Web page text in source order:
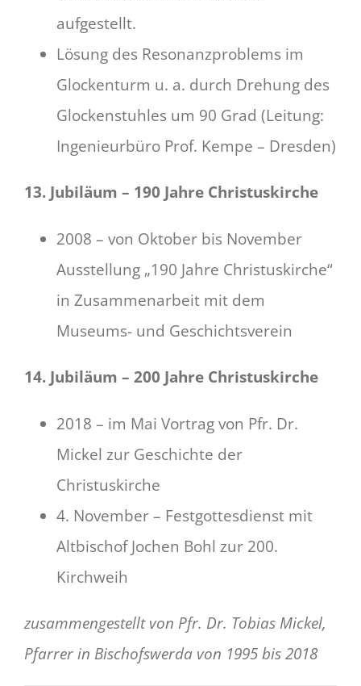
aufgestellt.
Lösung des Resonanzproblems im
Glockenturm u. a. durch Drehung des
Glockenstuhles um 90 Grad (Leitung:
Ingenieurbüro Prof. Kempe – Dresden)
13. Jubiläum – 190 Jahre Christuskirche
2008 – von Oktober bis November
Ausstellung „190 Jahre Christuskirche“
in Zusammenarbeit mit dem
Museums- und Geschichtsverein
14. Jubiläum – 200 Jahre Christuskirche
2018 – im Mai Vortrag von Pfr. Dr.
Mickel zur Geschichte der
Christuskirche
4. November – Festgottesdienst mit
Altbischof Jochen Bohl zur 200.
Kirchweih
zusammengestellt von Pfr. Dr. Tobias Mickel,
Pfarrer in Bischofswerda von 1995 bis 2018